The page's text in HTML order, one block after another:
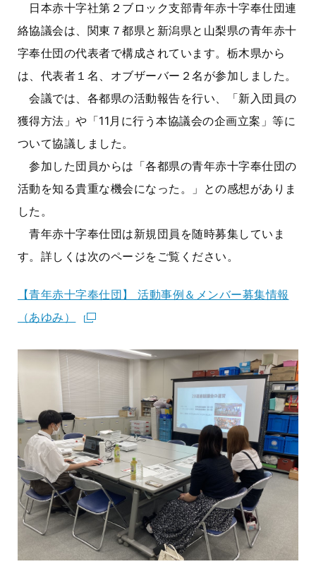
日本赤十字社第２ブロック支部青年赤十字奉仕団連
絡協議会は、関東７都県と新潟県と山梨県の青年赤十
字奉仕団の代表者で構成されています。栃木県から
は、代表者１名、オブザーバー２名が参加しました。
会議では、各都県の活動報告を行い、「新入団員の
獲得方法」や「11月に行う本協議会の企画立案」等に
ついて協議しました。
参加した団員からは「各都県の青年赤十字奉仕団の
活動を知る貴重な機会になった。」との感想がありま
した。
青年赤十字奉仕団は新規団員を随時募集していま
す。詳しくは次のページをご覧ください。
【青年赤十字奉仕団】 活動事例＆メンバー募集情報
（あゆみ）